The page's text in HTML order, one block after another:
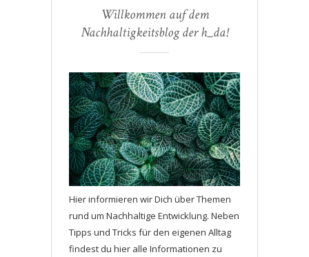
Willkommen auf dem
Nachhaltigkeitsblog der h_da!
Hier informieren wir Dich über Themen
rund um Nachhaltige Entwicklung. Neben
Tipps und Tricks für den eigenen Alltag
findest du hier alle Informationen zu